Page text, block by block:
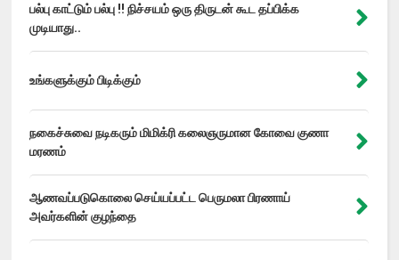
பல்பு காட்டும் பல்பு !! நிச்சயம் ஒரு திருடன் கூட தப்பிக்க
முடியாது..
உங்களுக்கும் பிடிக்கும்
நகைச்சுவை நடிகரும் மிமிக்ரி கலைஞருமான கோவை குணா
மரணம்
ஆணவப்படுகொலை செய்யப்பட்ட பெருமலா பிரணாய்
அவர்களின் குழந்தை